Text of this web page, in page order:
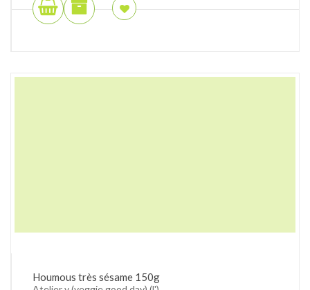
Houmous très sésame 150g